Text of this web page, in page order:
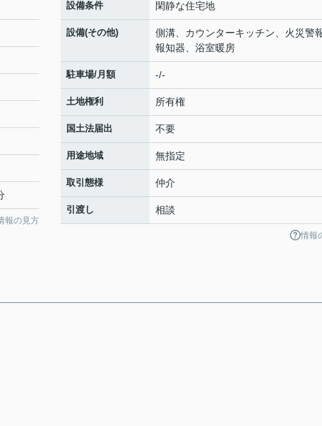
報の見方
設備条件 閑静な住宅地
設備(その他)
側溝、カウンターキッチン、火災警
報知器、浴室暖房
駐車場/月額 -/-
土地権利 所有権
国土法届出 不要
用途地域 無指定
取引態様 仲介
引渡し 相談
情報